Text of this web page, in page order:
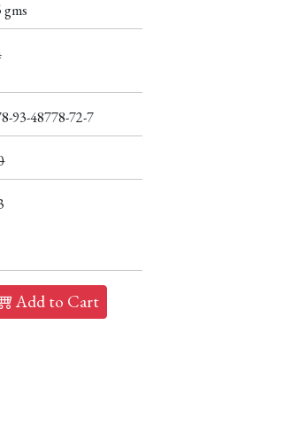
gms
93-48778-72-7
Add to Cart